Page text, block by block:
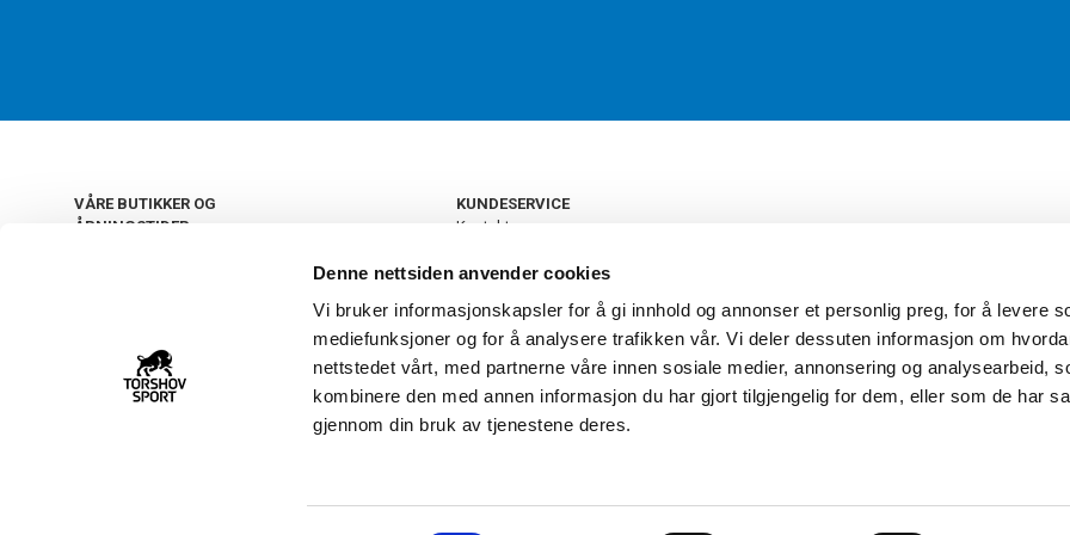
Denne nettsiden anvender cookies
Vi bruker informasjonskapsler for å gi innhold og annonser et personlig preg, for å levere
mediefunksjoner og for å analysere trafikken vår. Vi deler dessuten informasjon om
nettstedet vårt, med partnerne våre innen sosiale medier, annonsering og analysearbeid,
kombinere den med annen informasjon du har gjort tilgjengelig for dem, eller som de har
gjennom din bruk av tjenestene deres.
VÅRE BUTIKKER OG
ÅPNINGSTIDER
22 09 20 20
KUNDESERVICE
Kontakt oss
Retur og bytte
Personvern
Frakt og levering
Ledige stillinger
FAQ - Ofte stilte spørsmål
Åpenhetsloven
Torshov Sport har over 90 års
klubbhandel. Torshov Sport har
Drammen, Sandvika Storsenter